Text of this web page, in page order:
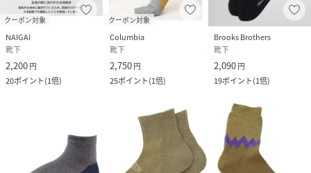
クーポン対象
NAIGAI
靴下
2,200円
20ポイント(1倍)
クーポン対象
Columbia
靴下
2,750円
25ポイント(1倍)
Brooks Brothers
靴下
2,090円
19ポイント(1倍)